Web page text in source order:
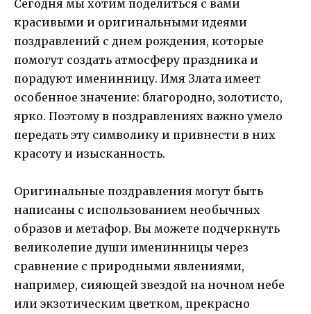
Сегодня мы хотим поделиться с вами
красивыми и оригинальными идеями
поздравлений с днем рождения, которые
помогут создать атмосферу праздника и
порадуют именинницу. Имя Злата имеет
особенное значение: благородно, золотисто,
ярко. Поэтому в поздравлениях важно умело
передать эту символику и привнести в них
красоту и изысканность.
Оригинальные поздравления могут быть
написаны с использованием необычных
образов и метафор. Вы можете подчеркнуть
великолепие души именинницы через
сравнение с природными явлениями,
например, сияющей звездой на ночном небе
или экзотическим цветком, прекрасно